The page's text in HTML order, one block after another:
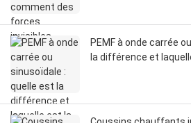
PEMF à onde carrée
la différence et